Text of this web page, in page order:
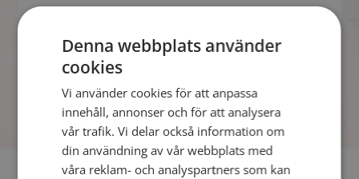
på det och mängder av andra
spännande fakta.
Online nu!
Denna webbplats använder
cookies
Vi använder cookies för att anpassa
innehåll, annonser och för att analysera
vår trafik. Vi delar också information om
din användning av vår webbplats med
våra reklam- och analyspartners som kan